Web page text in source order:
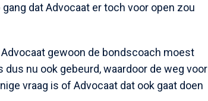
dat Advocaat er toch voor open zou
gewoon de bondscoach moest
nu ook gebeurd, waardoor de weg voor
vraag is of Advocaat dat ook gaat doen